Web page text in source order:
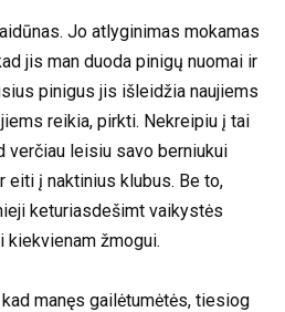
Jo atlyginimas mokamas
jis man duoda pinigų nuomai ir
pinigus jis išleidžia naujiems
reikia, pirkti. Nekreipiu į tai
verčiau leisiu savo berniukui
eiti į naktinius klubus. Be to,
keturiasdešimt vaikystės
kiekvienam žmogui.
manęs gailėtumėtės, tiesiog